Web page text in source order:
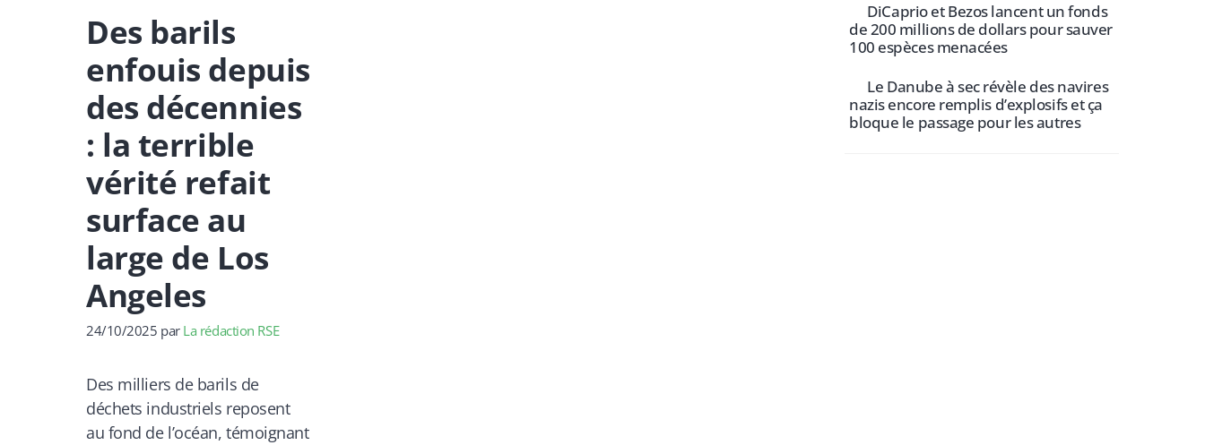
Des barils
enfouis depuis
des décennies
: la terrible
vérité refait
surface au
large de Los
Angeles
24/10/2025 par La rédaction RSE
Des milliers de barils de
déchets industriels reposent
au fond de l’océan, témoignant
DiCaprio et Bezos lancent un fonds
de 200 millions de dollars pour sauver
100 espèces menacées
Le Danube à sec révèle des navires
nazis encore remplis d’explosifs et ça
bloque le passage pour les autres